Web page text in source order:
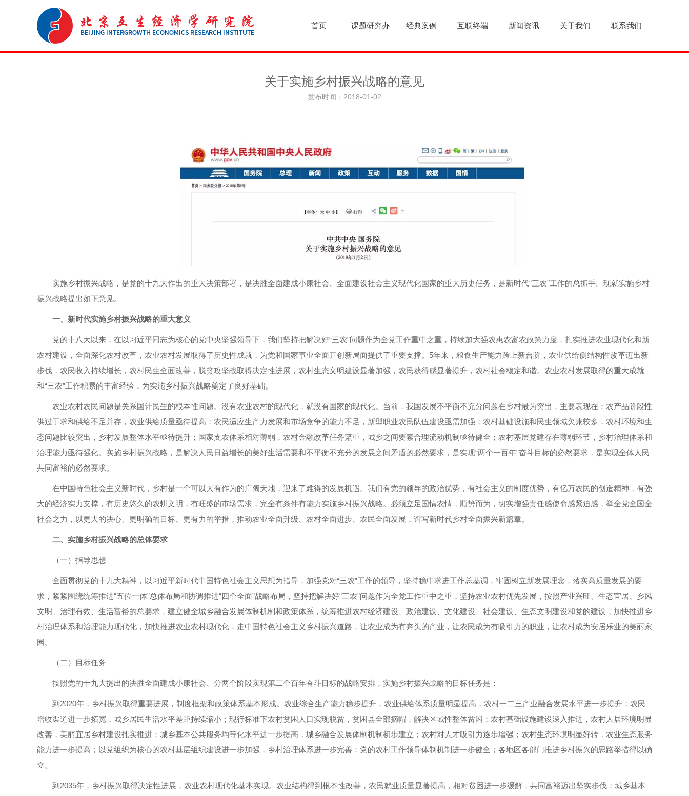
首页 课题研究办 经典案例 互联终端 新闻资讯 关于我们 联系我们
关于实施乡村振兴战略的意见
发布时间：2018-01-02
实施乡村振兴战略，是党的十九大作出的重大决策部署，是决胜全面建成小康社会、全面建设社会主义现代化国家的重大历史任务，是新时代“三农”工作的总抓手。现就实施乡村
振兴战略提出如下意见。
一、新时代实施乡村振兴战略的重大意义
党的十八大以来，在以习近平同志为核心的党中央坚强领导下，我们坚持把解决好“三农”问题作为全党工作重中之重，持续加大强农惠农富农政策力度，扎实推进农业现代化和新
农村建设，全面深化农村改革，农业农村发展取得了历史性成就，为党和国家事业全面开创新局面提供了重要支撑。5年来，粮食生产能力跨上新台阶，农业供给侧结构性改革迈出新
步伐，农民收入持续增长，农村民生全面改善，脱贫攻坚战取得决定性进展，农村生态文明建设显著加强，农民获得感显著提升，农村社会稳定和谐。农业农村发展取得的重大成就
和“三农”工作积累的丰富经验，为实施乡村振兴战略奠定了良好基础。
农业农村农民问题是关系国计民生的根本性问题。没有农业农村的现代化，就没有国家的现代化。当前，我国发展不平衡不充分问题在乡村最为突出，主要表现在：农产品阶段性
供过于求和供给不足并存，农业供给质量亟待提高；农民适应生产力发展和市场竞争的能力不足，新型职业农民队伍建设亟需加强；农村基础设施和民生领域欠账较多，农村环境和生
态问题比较突出，乡村发展整体水平亟待提升；国家支农体系相对薄弱，农村金融改革任务繁重，城乡之间要素合理流动机制亟待健全；农村基层党建存在薄弱环节，乡村治理体系和
治理能力亟待强化。实施乡村振兴战略，是解决人民日益增长的美好生活需要和不平衡不充分的发展之间矛盾的必然要求，是实现“两个一百年”奋斗目标的必然要求，是实现全体人民
共同富裕的必然要求。
在中国特色社会主义新时代，乡村是一个可以大有作为的广阔天地，迎来了难得的发展机遇。我们有党的领导的政治优势，有社会主义的制度优势，有亿万农民的创造精神，有强
大的经济实力支撑，有历史悠久的农耕文明，有旺盛的市场需求，完全有条件有能力实施乡村振兴战略。必须立足国情农情，顺势而为，切实增强责任感使命感紧迫感，举全党全国全
社会之力，以更大的决心、更明确的目标、更有力的举措，推动农业全面升级、农村全面进步、农民全面发展，谱写新时代乡村全面振兴新篇章。
二、实施乡村振兴战略的总体要求
（一）指导思想
全面贯彻党的十九大精神，以习近平新时代中国特色社会主义思想为指导，加强党对“三农”工作的领导，坚持稳中求进工作总基调，牢固树立新发展理念，落实高质量发展的要
求，紧紧围绕统筹推进“五位一体”总体布局和协调推进“四个全面”战略布局，坚持把解决好“三农”问题作为全党工作重中之重，坚持农业农村优先发展，按照产业兴旺、生态宜居、乡风
文明、治理有效、生活富裕的总要求，建立健全城乡融合发展体制机制和政策体系，统筹推进农村经济建设、政治建设、文化建设、社会建设、生态文明建设和党的建设，加快推进乡
村治理体系和治理能力现代化，加快推进农业农村现代化，走中国特色社会主义乡村振兴道路，让农业成为有奔头的产业，让农民成为有吸引力的职业，让农村成为安居乐业的美丽家
园。
（二）目标任务
按照党的十九大提出的决胜全面建成小康社会、分两个阶段实现第二个百年奋斗目标的战略安排，实施乡村振兴战略的目标任务是：
到2020年，乡村振兴取得重要进展，制度框架和政策体系基本形成。农业综合生产能力稳步提升，农业供给体系质量明显提高，农村一二三产业融合发展水平进一步提升；农民
增收渠道进一步拓宽，城乡居民生活水平差距持续缩小；现行标准下农村贫困人口实现脱贫，贫困县全部摘帽，解决区域性整体贫困；农村基础设施建设深入推进，农村人居环境明显
改善，美丽宜居乡村建设扎实推进；城乡基本公共服务均等化水平进一步提高，城乡融合发展体制机制初步建立；农村对人才吸引力逐步增强；农村生态环境明显好转，农业生态服务
能力进一步提高；以党组织为核心的农村基层组织建设进一步加强，乡村治理体系进一步完善；党的农村工作领导体制机制进一步健全；各地区各部门推进乡村振兴的思路举措得以确
立。
到2035年，乡村振兴取得决定性进展，农业农村现代化基本实现。农业结构得到根本性改善，农民就业质量显著提高，相对贫困进一步缓解，共同富裕迈出坚实步伐；城乡基本